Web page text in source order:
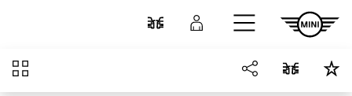
Porovnať Prihlásenie
Prehľad